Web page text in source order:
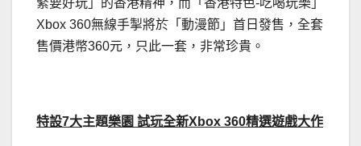
緊要好玩」的香港精神，而「香港特色-吃喝玩樂」
Xbox 360無線手掣將於「動漫節」首日發售，全套
售價港幣360元，只此一套，非常珍貴。
特設7大主題樂園 試玩全新Xbox 360精選遊戲大作